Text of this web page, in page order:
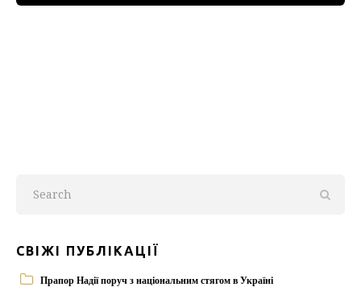
СВІЖІ ПУБЛІКАЦІЇ
Прапор Надії поруч з національним стягом в Україні